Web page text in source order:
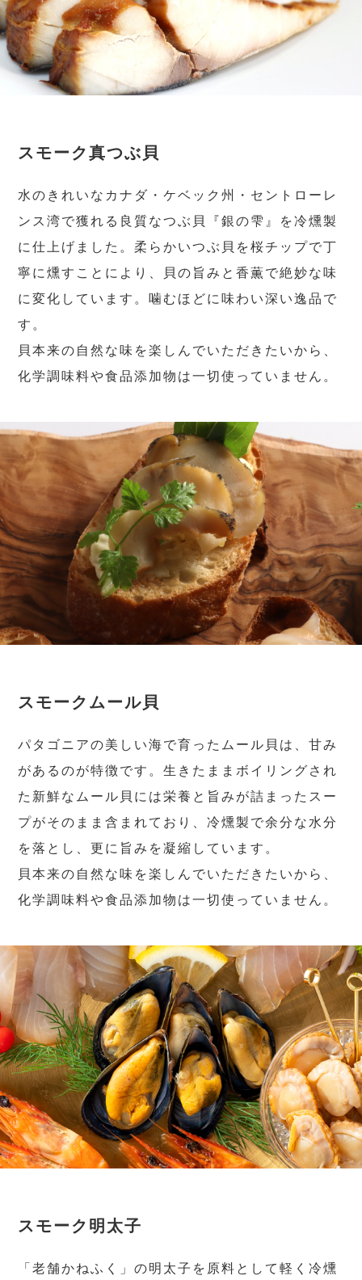
スモーク真つぶ貝
水のきれいなカナダ・ケベック州・セントローレ
ンス湾で獲れる良質なつぶ貝『銀の雫』を冷燻製
に仕上げました。柔らかいつぶ貝を桜チップで丁
寧に燻すことにより、貝の旨みと香薫で絶妙な味
に変化しています。噛むほどに味わい深い逸品で
す。
貝本来の自然な味を楽しんでいただきたいから、
化学調味料や食品添加物は一切使っていません。
スモークムール貝
パタゴニアの美しい海で育ったムール貝は、甘み
があるのが特徴です。生きたままボイリングされ
た新鮮なムール貝には栄養と旨みが詰まったスー
プがそのまま含まれており、冷燻製で余分な水分
を落とし、更に旨みを凝縮しています。
貝本来の自然な味を楽しんでいただきたいから、
化学調味料や食品添加物は一切使っていません。
スモーク明太子
「老舗かねふく」の明太子を原料として軽く冷燻